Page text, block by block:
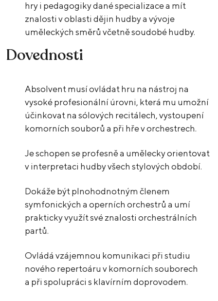
hry i pedagogiky dané specializace a mít
znalosti v oblasti dějin hudby a vývoje
uměleckých směrů včetně soudobé hudby.
Dovednosti
Absolvent musí ovládat hru na nástroj na
vysoké profesionální úrovni, která mu umožní
účinkovat na sólových recitálech, vystoupení
komorních souborů a při hře v orchestrech.
Je schopen se profesně a umělecky orientovat
v interpretaci hudby všech stylových období.
Dokáže být plnohodnotným členem
symfonických a operních orchestrů a umí
prakticky využít své znalosti orchestrálních
partů.
Ovládá vzájemnou komunikaci při studiu
nového repertoáru v komorních souborech
a při spolupráci s klavírním doprovodem.